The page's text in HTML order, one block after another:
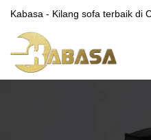
Kabasa - Kilang sofa terbaik di